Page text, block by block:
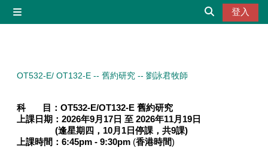
登入
OT532-E/ OT132-E -- 舊約研究 -- 劉詠君牧師
科 目： OT532-E/OT132-E 舊約研究
上課日期： 2026年9月17日 至 2026年11月19日
(逢星期 四，10月1日停課，共9課)
上課時間：6:45pm - 9:30pm (香港時間)